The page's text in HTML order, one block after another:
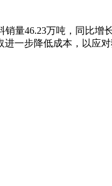
量46.23万吨，同比
一步降低成本，以应对